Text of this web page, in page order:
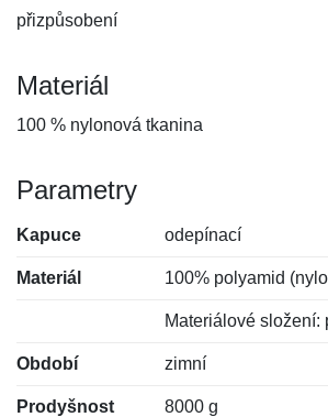
přizpůsobení
Materiál
100 % nylonová tkanina
Parametry
Kapuce odepínací
Materiál 100% polyamid
Materiálové složení:
Období zimní
Prodyšnost 8000 g